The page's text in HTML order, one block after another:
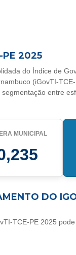
PE 2025
do Índice de
(iGovTI-
entre
MUNICIPAL
DO
TCE-PE 2025